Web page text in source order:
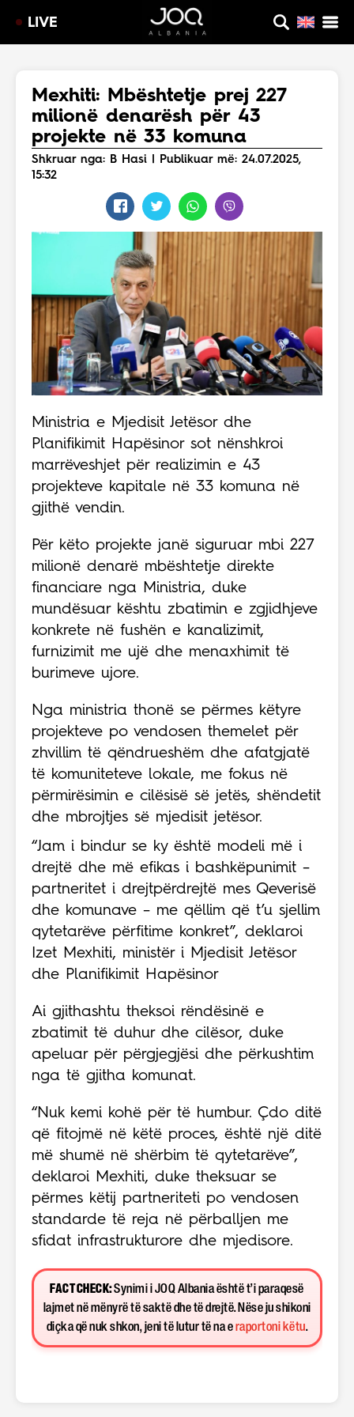
LIVE
Mexhiti: Mbështetje prej 227
milionë denarësh për 43
projekte në 33 komuna
Shkruar nga: B Hasi | Publikuar më: 24.07.2025,
15:32
Ministria e Mjedisit Jetësor dhe
Planifikimit Hapësinor sot nënshkroi
marrëveshjet për realizimin e 43
projekteve kapitale në 33 komuna në
gjithë vendin.
Për këto projekte janë siguruar mbi 227
milionë denarë mbështetje direkte
financiare nga Ministria, duke
mundësuar kështu zbatimin e zgjidhjeve
konkrete në fushën e kanalizimit,
furnizimit me ujë dhe menaxhimit të
burimeve ujore.
Nga ministria thonë se përmes këtyre
projekteve po vendosen themelet për
zhvillim të qëndrueshëm dhe afatgjatë
të komuniteteve lokale, me fokus në
përmirësimin e cilësisë së jetës, shëndetit
dhe mbrojtjes së mjedisit jetësor.
“Jam i bindur se ky është modeli më i
drejtë dhe më efikas i bashkëpunimit –
partneritet i drejtpërdrejtë mes Qeverisë
dhe komunave – me qëllim që t’u sjellim
qytetarëve përfitime konkret”, deklaroi
Izet Mexhiti, ministër i Mjedisit Jetësor
dhe Planifikimit Hapësinor
Ai gjithashtu theksoi rëndësinë e
zbatimit të duhur dhe cilësor, duke
apeluar për përgjegjësi dhe përkushtim
nga të gjitha komunat.
“Nuk kemi kohë për të humbur. Çdo ditë
që fitojmë në këtë proces, është një ditë
më shumë në shërbim të qytetarëve”,
deklaroi Mexhiti, duke theksuar se
përmes këtij partneriteti po vendosen
standarde të reja në përballjen me
sfidat infrastrukturore dhe mjedisore.
FACT CHECK:Synimi i JOQ Albania është t’i paraqesë
lajmet në mënyrë të saktë dhe të drejtë. Nëse ju shikoni
diçka që nuk shkon, jeni të lutur të na e raportoni këtu.